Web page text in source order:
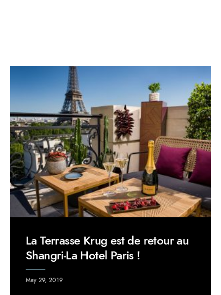
La Terrasse Krug est de retour au
Shangri-La Hotel Paris !
May 29, 2019